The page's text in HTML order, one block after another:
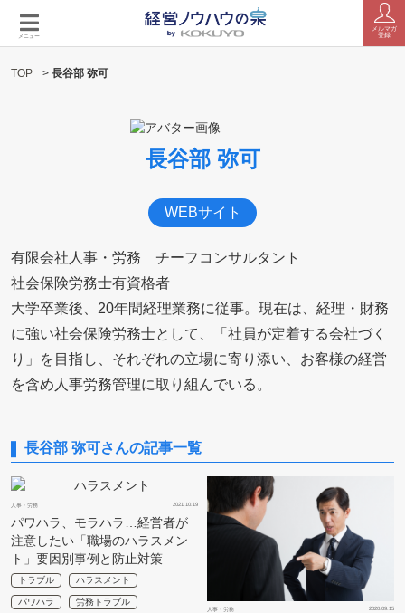
メニュー
メルマガ
登録
TOP > 長谷部 弥可
長谷部 弥可
WEBサイト
有限会社人事・労務 チーフコンサルタント
社会保険労務士有資格者
大学卒業後、20年間経理業務に従事。現在は、経理・財務
に強い社会保険労務士として、「社員が定着する会社づく
り」を目指し、それぞれの立場に寄り添い、お客様の経営
を含め人事労務管理に取り組んでいる。
長谷部 弥可さんの記事一覧
人事・労務 2021.10.19
パワハラ、モラハラ…経営者が
注意したい「職場のハラスメン
ト」要因別事例と防止対策
トラブル ハラスメント
パワハラ 労務トラブル
人事・労務 2020.09.15